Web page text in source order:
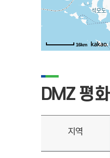
16km ,
DMZ 평
지역